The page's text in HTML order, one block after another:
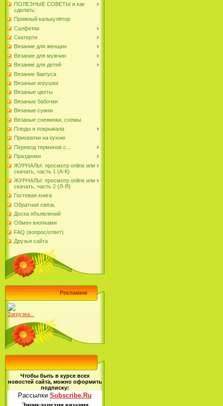
ПОЛЕЗНЫЕ СОВЕТЫ и как
сделать:
Пряжный калькулятор
Салфетки
Скатерти
Вязание для женщин
Вязание для мужчин
Вязание для детей
Вязание бактуса
Вязаные игрушки
Вязаные цветы
Вязаные бабочки
Вязаные сумки
Вязаные снежинки, схемы
Пледы и покрывала
Прихватки на кухню
Перевод терминов с...
Праздники
ЖУРНАЛЫ: просмотр online или
скачать, часть 1 (А-К)
ЖУРНАЛЫ: просмотр online или
скачать, часть 2 (Л-Я)
Гостевая книга
Обратная связь
Доска объявлений
Обмен кнопками
FAQ (вопрос/ответ)
Друзья сайта
Рекламим
Загрузка...
Чтобы быть в курсе всех
новостей сайта, можно оформить
подписку:
Рассылки Subscribe.Ru